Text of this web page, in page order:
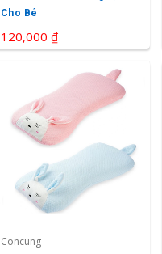
Cho Bé
120,000 ₫
Concung